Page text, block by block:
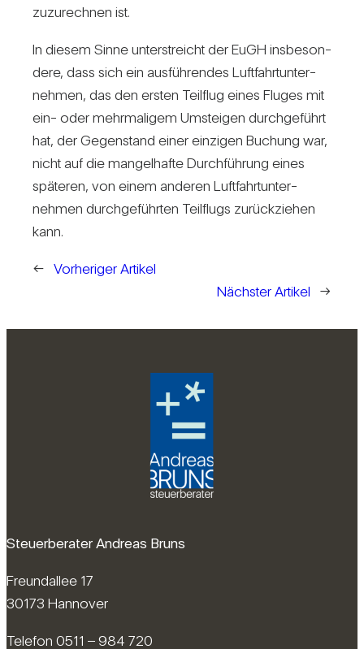
zuzu­rechnen ist.
In diesem Sinne unter­streicht der EuGH ins­be­son­
dere, dass sich ein aus­füh­rendes Luft­fahrt­un­ter­
nehmen, das den ersten Teil­flug eines Fluges mit
ein- oder mehr­ma­ligem Umsteigen durch­ge­führt
hat, der Gegen­stand einer ein­zigen Buchung war,
nicht auf die man­gel­hafte Durch­füh­rung eines
spä­teren, von einem anderen Luft­fahrt­un­ter­
nehmen durch­ge­führten Teil­flugs zurück­ziehen
kann.
← Vorheriger Artikel
Nächster Artikel
→
Steuerberater Andreas Bruns
Freundallee 17
30173 Hannover
Telefon 0511 – 984 720